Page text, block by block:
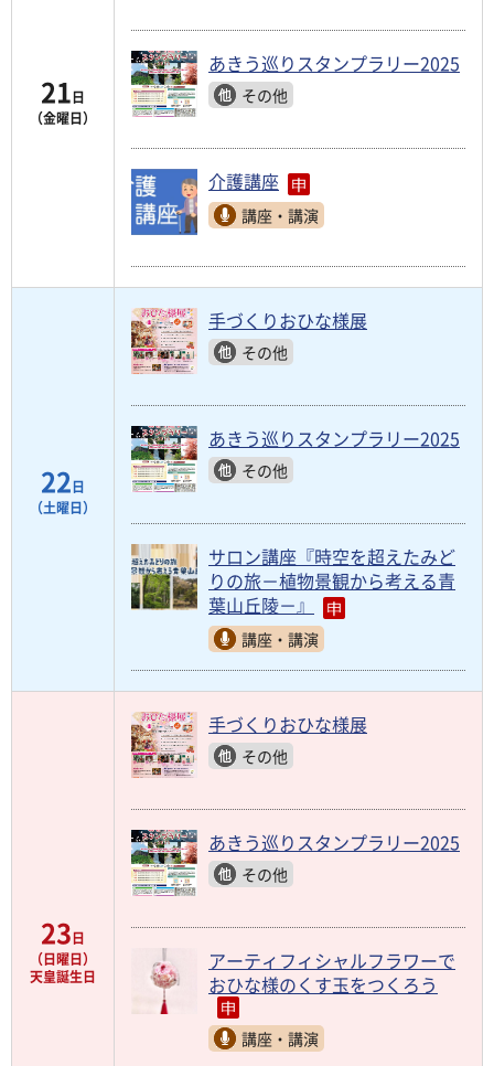
21日
（金曜日）
あきう巡りスタンプラリー2025
その他
介護講座
講座・講演
22日
（土曜日）
手づくりおひな様展
その他
あきう巡りスタンプラリー2025
その他
サロン講座『時空を超えたみど
りの旅－植物景観から考える青
葉山丘陵－』
講座・講演
23日
（日曜日）
天皇誕生日
手づくりおひな様展
その他
あきう巡りスタンプラリー2025
その他
アーティフィシャルフラワーで
おひな様のくす玉をつくろう
講座・講演